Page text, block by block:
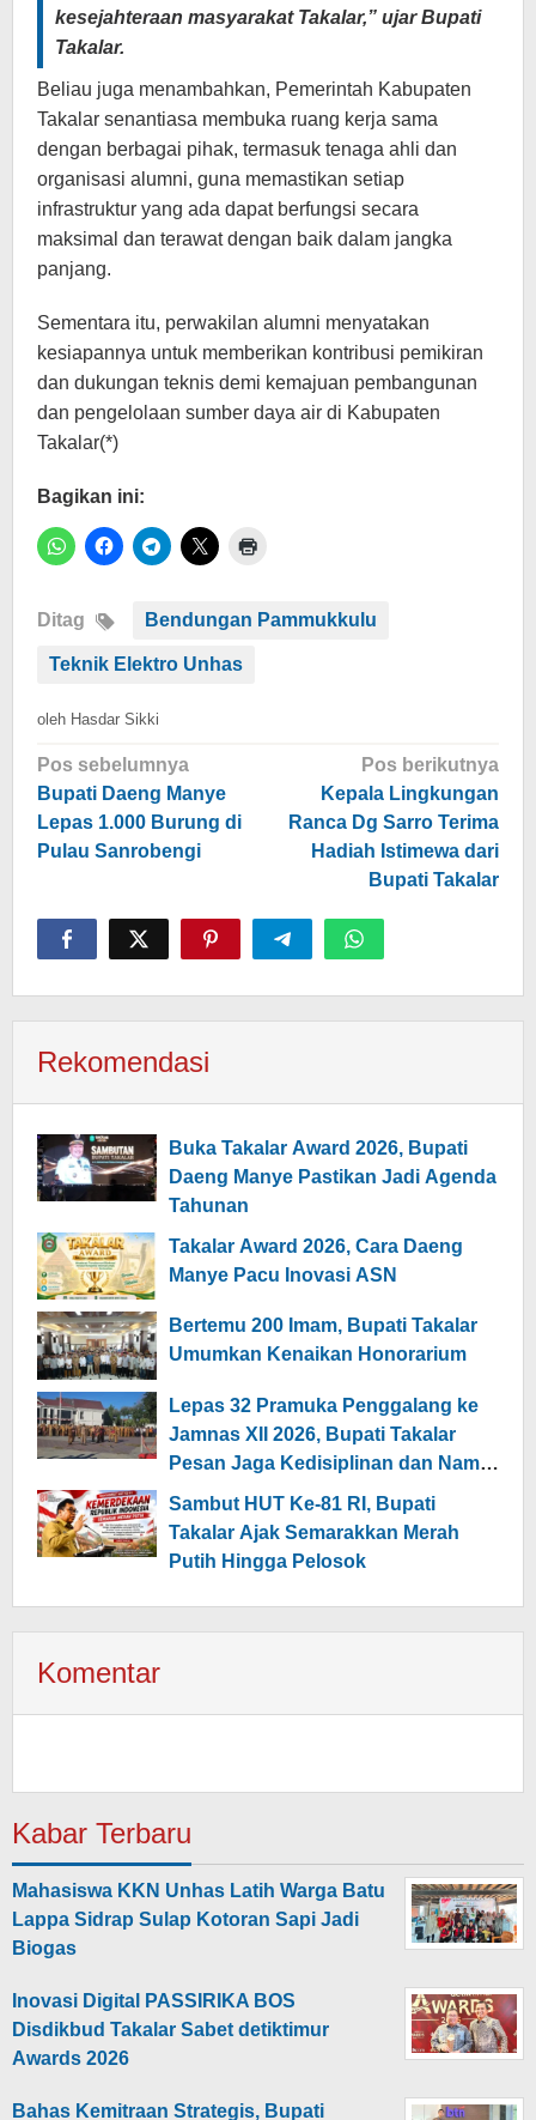
kesejahteraan masyarakat Takalar,” ujar Bupati
Takalar.
Beliau juga menambahkan, Pemerintah Kabupaten
Takalar senantiasa membuka ruang kerja sama
dengan berbagai pihak, termasuk tenaga ahli dan
organisasi alumni, guna memastikan setiap
infrastruktur yang ada dapat berfungsi secara
maksimal dan terawat dengan baik dalam jangka
panjang.
Sementara itu, perwakilan alumni menyatakan
kesiapannya untuk memberikan kontribusi pemikiran
dan dukungan teknis demi kemajuan pembangunan
dan pengelolaan sumber daya air di Kabupaten
Takalar(*)
Bagikan ini:
Ditag Bendungan Pammukkulu
Teknik Elektro Unhas
oleh Hasdar Sikki
Navigasi
pos
Pos sebelumnya
Bupati Daeng Manye
Lepas 1.000 Burung di
Pulau Sanrobengi
Pos berikutnya
Kepala Lingkungan
Ranca Dg Sarro Terima
Hadiah Istimewa dari
Bupati Takalar
Rekomendasi
Buka Takalar Award 2026, Bupati
Daeng Manye Pastikan Jadi Agenda
Tahunan
Takalar Award 2026, Cara Daeng
Manye Pacu Inovasi ASN
Bertemu 200 Imam, Bupati Takalar
Umumkan Kenaikan Honorarium
Lepas 32 Pramuka Penggalang ke
Jamnas XII 2026, Bupati Takalar
Pesan Jaga Kedisiplinan dan Nama
Daerah
Sambut HUT Ke-81 RI, Bupati
Takalar Ajak Semarakkan Merah
Putih Hingga Pelosok
Komentar
Kabar Terbaru
Mahasiswa KKN Unhas Latih Warga Batu
Lappa Sidrap Sulap Kotoran Sapi Jadi
Biogas
Inovasi Digital PASSIRIKA BOS
Disdikbud Takalar Sabet detiktimur
Awards 2026
Bahas Kemitraan Strategis, Bupati